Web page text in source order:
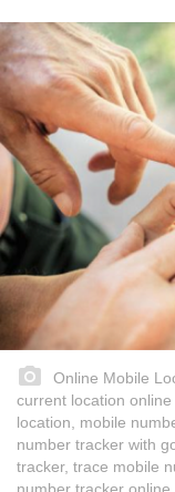
Online Mobile
current location
location, mobile
number tracker with
tracker, trace mobile